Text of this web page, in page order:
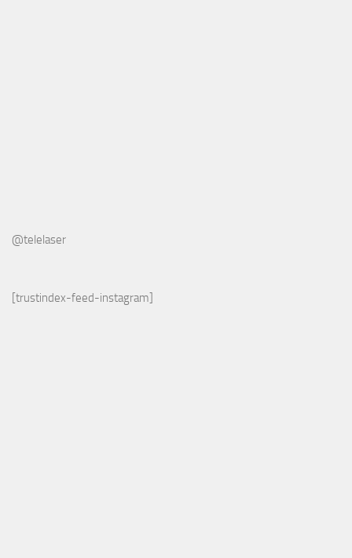
@telelaser
[trustindex-feed-instagram]